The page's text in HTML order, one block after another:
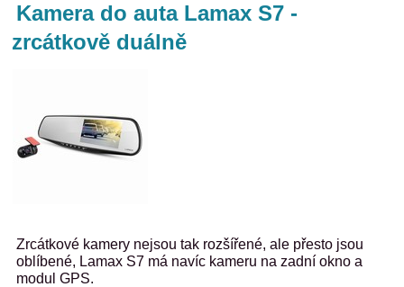
Kamera do auta Lamax S7 -
zrcátkově duálně
Zrcátkové kamery nejsou tak rozšířené, ale přesto jsou
oblíbené, Lamax S7 má navíc kameru na zadní okno a
modul GPS.